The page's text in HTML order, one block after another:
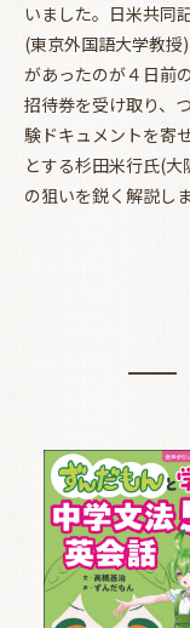
いました。日米共同
(東京外国語大学教
があったのが４日前
招待券を受け取り、
験ドキュメントを寄
とする杉田米行氏(
の狙いを鋭く解説しま